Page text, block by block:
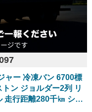
ャー 冷凍バン 6700標
ン ジョルダー2列 リ
走行距離280千㎞ シフ